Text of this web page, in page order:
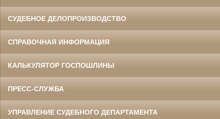
СУДЕБНОЕ ДЕЛОПРОИЗВОДСТВО
СПРАВОЧНАЯ ИНФОРМАЦИЯ
КАЛЬКУЛЯТОР ГОСПОШЛИНЫ
ПРЕСС-СЛУЖБА
УПРАВЛЕНИЕ СУДЕБНОГО ДЕПАРТАМЕНТА